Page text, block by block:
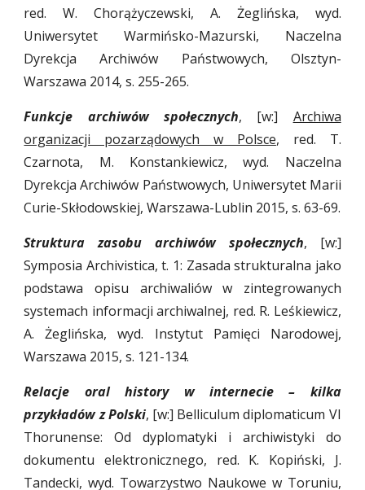
red. W. Chorążyczewski, A. Żeglińska, wyd.
Uniwersytet Warmińsko-Mazurski, Naczelna
Dyrekcja Archiwów Państwowych, Olsztyn-
Warszawa 2014, s. 255-265.
Funkcje archiwów społecznych, [w:] Archiwa
organizacji pozarządowych w Polsce, red. T.
Czarnota, M. Konstankiewicz, wyd. Naczelna
Dyrekcja Archiwów Państwowych, Uniwersytet Marii
Curie-Skłodowskiej, Warszawa-Lublin 2015, s. 63-69.
Struktura zasobu archiwów społecznych, [w:]
Symposia Archivistica, t. 1: Zasada strukturalna jako
podstawa opisu archiwaliów w zintegrowanych
systemach informacji archiwalnej, red. R. Leśkiewicz,
A. Żeglińska, wyd. Instytut Pamięci Narodowej,
Warszawa 2015, s. 121-134.
Relacje oral history w internecie – kilka
przykładów z Polski, [w:] Belliculum diplomaticum VI
Thorunense: Od dyplomatyki i archiwistyki do
dokumentu elektronicznego, red. K. Kopiński, J.
Tandecki, wyd. Towarzystwo Naukowe w Toruniu,